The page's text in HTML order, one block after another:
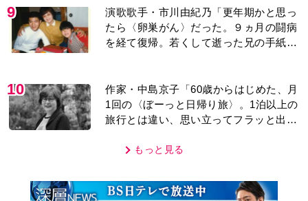
9
演歌歌手・市川由紀乃「更年期かと思っ
たら〈卵巣がん〉だった。９ヵ月の闘病
を経て復帰。若くして逝った兄の手紙を
10
作家・中島京子「60歳からはじめた、月
1回の〈ぼーっと日帰り旅〉。1泊以上の
旅行とは違い、思い立ってフラッと出か
BEST】もっと見る